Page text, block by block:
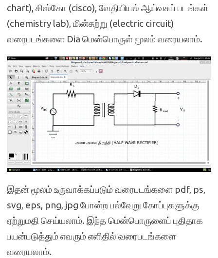
chart), சிஸ்கோ (cisco), வேதியியல் ஆய்வகப் படங்கள்
(chemistry lab), மின்சுற்று (electric circuit)
வரைபடங்களை Dia மென்பொருள் மூலம் வரையலாம்.
இதன் மூலம் உருவாக்கப்படும் வரைபடங்களை pdf, ps,
svg, eps, png, jpg போன்ற பல்வேறு கோப்புகளுக்கு
ஏற்றுமதி செய்யலாம். இந்த மென்பொருளைப் புதிதாக
பயன்படுத்தும் எவரும் எளிதில் வரைபடங்களை
வரையலாம்.